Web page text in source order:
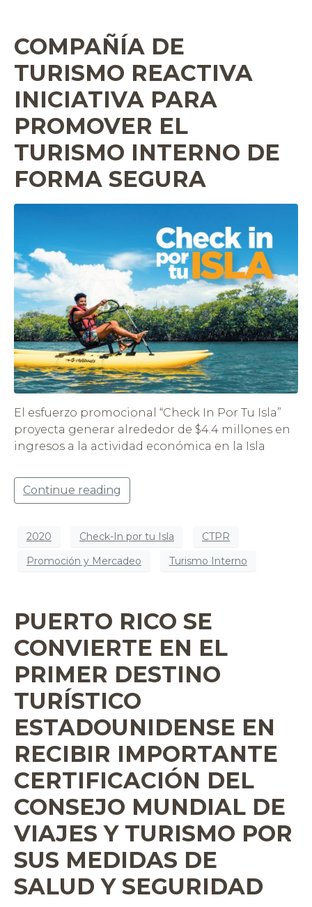
COMPAÑÍA DE
TURISMO REACTIVA
INICIATIVA PARA
PROMOVER EL
TURISMO INTERNO DE
FORMA SEGURA
El esfuerzo promocional “Check In Por Tu Isla”
proyecta generar alrededor de $4.4 millones en
ingresos a la actividad económica en la Isla
Continue reading
2020 Check-In por tu Isla
CTPR
Promoción y Mercadeo
Turismo Interno
PUERTO RICO SE
CONVIERTE EN EL
PRIMER DESTINO
TURÍSTICO
ESTADOUNIDENSE EN
RECIBIR IMPORTANTE
CERTIFICACIÓN DEL
CONSEJO MUNDIAL DE
VIAJES Y TURISMO POR
SUS MEDIDAS DE
SALUD Y SEGURIDAD